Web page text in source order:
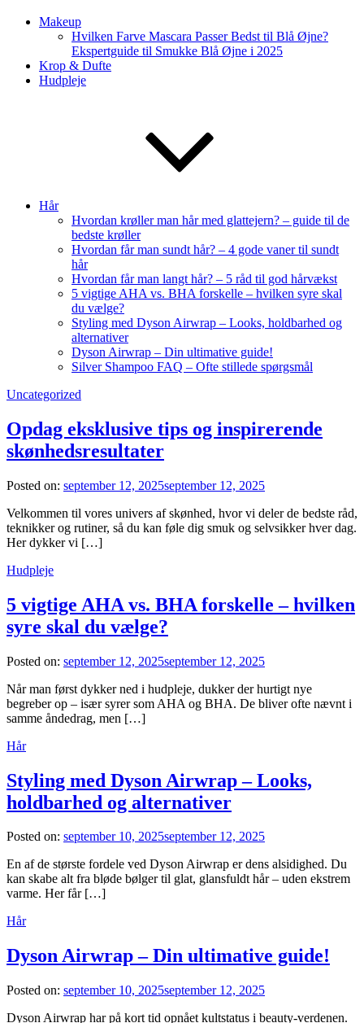
Makeup
Hvilken Farve Mascara Passer Bedst til Blå Øjne?
Ekspertguide til Smukke Blå Øjne i 2025
Krop & Dufte
Hudpleje
Hår
Hvordan krøller man hår med glattejern? – guide til de
bedste krøller
Hvordan får man sundt hår? – 4 gode vaner til sundt
hår
Hvordan får man langt hår? – 5 råd til god hårvækst
5 vigtige AHA vs. BHA forskelle – hvilken syre skal
du vælge?
Styling med Dyson Airwrap – Looks, holdbarhed og
alternativer
Dyson Airwrap – Din ultimative guide!
Silver Shampoo FAQ – Ofte stillede spørgsmål
Uncategorized
Opdag eksklusive tips og inspirerende
skønhedsresultater
Posted on: september 12, 2025september 12, 2025
Velkommen til vores univers af skønhed, hvor vi deler de bedste råd,
teknikker og rutiner, så du kan føle dig smuk og selvsikker hver dag.
Her dykker vi […]
Hudpleje
5 vigtige AHA vs. BHA forskelle – hvilken
syre skal du vælge?
Posted on: september 12, 2025september 12, 2025
Når man først dykker ned i hudpleje, dukker der hurtigt nye
begreber op – især syrer som AHA og BHA. De bliver ofte nævnt i
samme åndedrag, men […]
Hår
Styling med Dyson Airwrap – Looks,
holdbarhed og alternativer
Posted on: september 10, 2025september 12, 2025
En af de største fordele ved Dyson Airwrap er dens alsidighed. Du
kan skabe alt fra bløde bølger til glat, glansfuldt hår – uden ekstrem
varme. Her får […]
Hår
Dyson Airwrap – Din ultimative guide!
Posted on: september 10, 2025september 12, 2025
Dyson Airwrap har på kort tid opnået kultstatus i beauty-verdenen.